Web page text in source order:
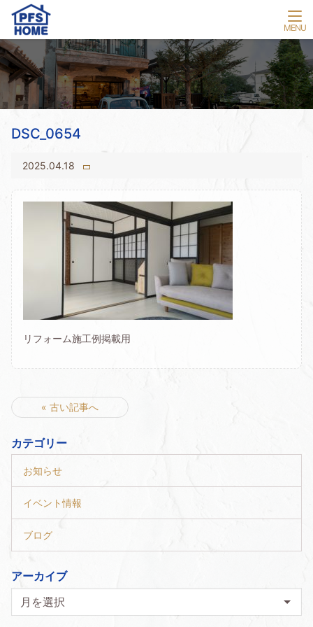
DSC_0654
2025.04.18
リフォーム施工例掲載用
« 古い記事へ
カテゴリー
お知らせ
イベント情報
ブログ
アーカイブ